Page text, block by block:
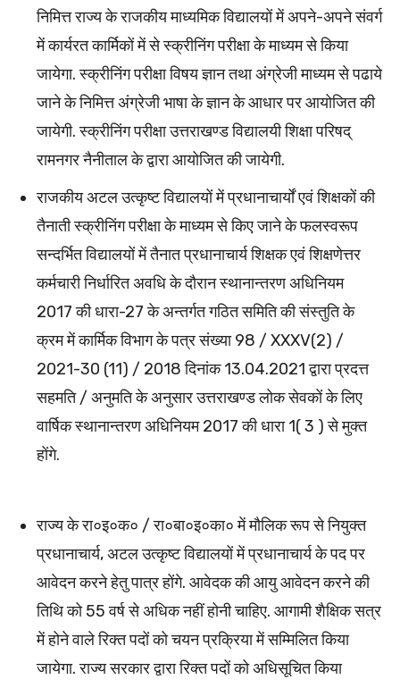
निमित्त राज्य के राजकीय माध्यमिक विद्यालयों में अपने-अपने संवर्ग
में कार्यरत कार्मिकों में से स्क्रीनिंग परीक्षा के माध्यम से किया
जायेगा. स्क्रीनिंग परीक्षा विषय ज्ञान तथा अंग्रेजी माध्यम से पढाये
जाने के निमित्त अंग्रेजी भाषा के ज्ञान के आधार पर आयोजित की
जायेगी. स्क्रीनिंग परीक्षा उत्तराखण्ड विद्यालयी शिक्षा परिषद्
रामनगर नैनीताल के द्वारा आयोजित की जायेगी.
राजकीय अटल उत्कृष्ट विद्यालयों में प्रधानाचार्यों एवं शिक्षकों की
तैनाती स्क्रीनिंग परीक्षा के माध्यम से किए जाने के फलस्वरूप
सन्दर्भित विद्यालयों में तैनात प्रधानाचार्य शिक्षक एवं शिक्षणेत्तर
कर्मचारी निर्धारित अवधि के दौरान स्थानान्तरण अधिनियम
2017 की धारा-27 के अन्तर्गत गठित समिति की संस्तुति के
क्रम में कार्मिक विभाग के पत्र संख्या 98 / XXXV(2) /
2021-30 (11) / 2018 दिनांक 13.04.2021 द्वारा प्रदत्त
सहमति / अनुमति के अनुसार उत्तराखण्ड लोक सेवकों के लिए
वार्षिक स्थानान्तरण अधिनियम 2017 की धारा 1( 3 ) से मुक्त
होंगे.
राज्य के रा०इ०क० / रा०बा०इ०का० में मौलिक रूप से नियुक्त
प्रधानाचार्य, अटल उत्कृष्ट विद्यालयों में प्रधानाचार्य के पद पर
आवेदन करने हेतु पात्र होंगे. आवेदक की आयु आवेदन करने की
तिथि को 55 वर्ष से अधिक नहीं होनी चाहिए. आगामी शैक्षिक सत्र
में होने वाले रिक्त पदों को चयन प्रक्रिया में सम्मिलित किया
जायेगा. राज्य सरकार द्वारा रिक्त पदों को अधिसूचित किया